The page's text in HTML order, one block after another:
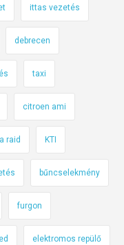
ittas vezetés
debrecen
taxi
citroen ami
raid KTI
bűncselekmény
furgon
elektromos repülő